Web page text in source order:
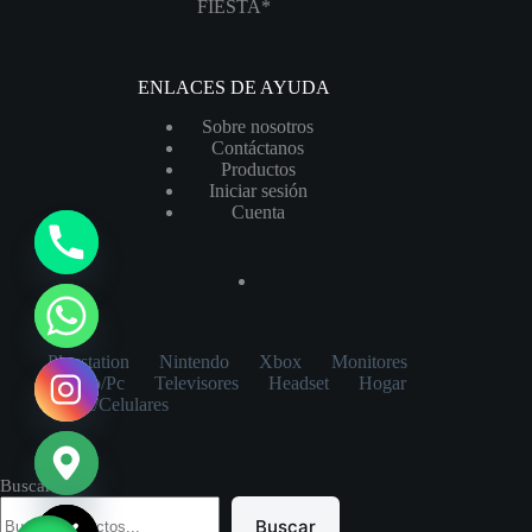
FIESTA*
ENLACES DE AYUDA
Sobre nosotros
Contáctanos
Productos
Iniciar sesión
Cuenta
Playstation Nintendo Xbox
Monitores
Laptop/Pc
Televisores Headset
Hogar
Tablet/Celulares
Buscar
Buscar
H
i
d
e
c
h
a
t
y